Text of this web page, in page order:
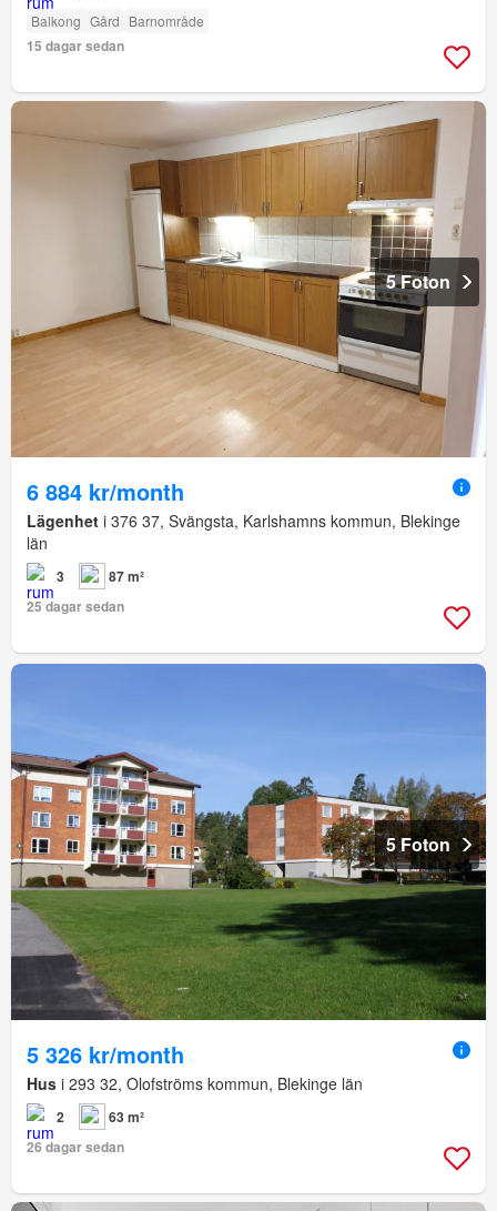
Balkong Gård Barnområde
15 dagar sedan
5 Foton
6 884 kr/month
Lägenhet i 376 37, Svängsta, Karlshamns kommun, Blekinge
län
3
87 m²
25 dagar sedan
5 Foton
5 326 kr/month
Hus i 293 32, Olofströms kommun, Blekinge län
2
63 m²
26 dagar sedan